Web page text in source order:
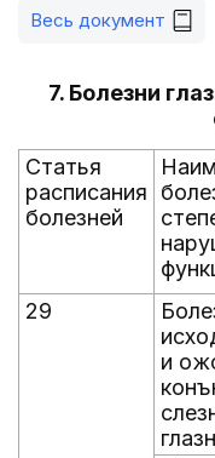
Весь документ
7. Болезни
Статья
расписания
болезней
29
и